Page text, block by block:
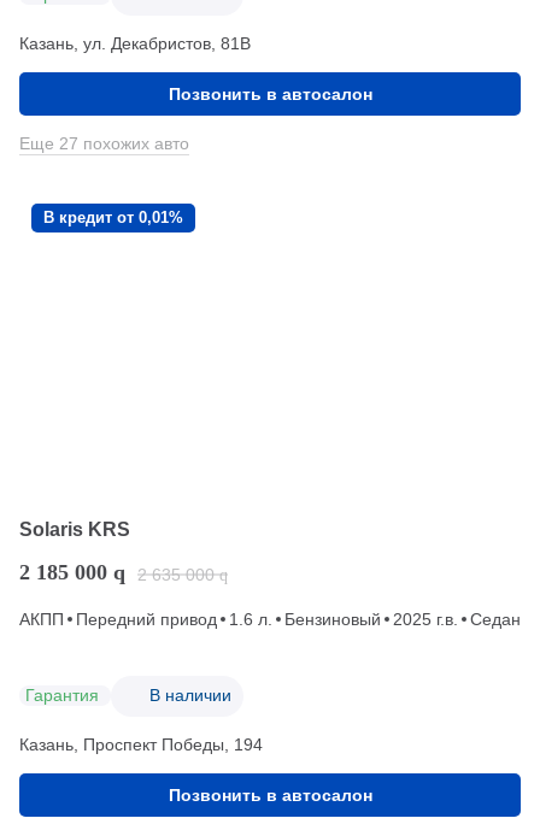
Казань, ул. Декабристов, 81В
Позвонить в автосалон
Еще 27 похожих авто
В кредит от 0,01%
Solaris KRS
2 185 000 q 2 635 000 q
АКПП Передний привод 1.6 л. Бензиновый 2025 г.в. Седан
Гарантия В наличии
Казань, Проспект Победы, 194
Позвонить в автосалон